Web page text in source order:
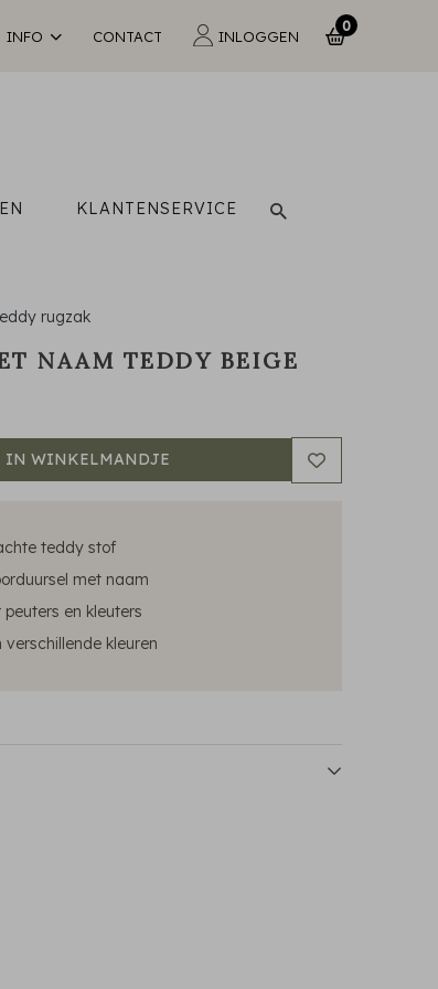
INFO CONTACT INLOGGEN
0
KLANTENSERVICE
rugzak
NAAM TEDDY BEIGE
IN WINKELMANDJE
teddy stof
met naam
peuters en kleuters
verschillende kleuren